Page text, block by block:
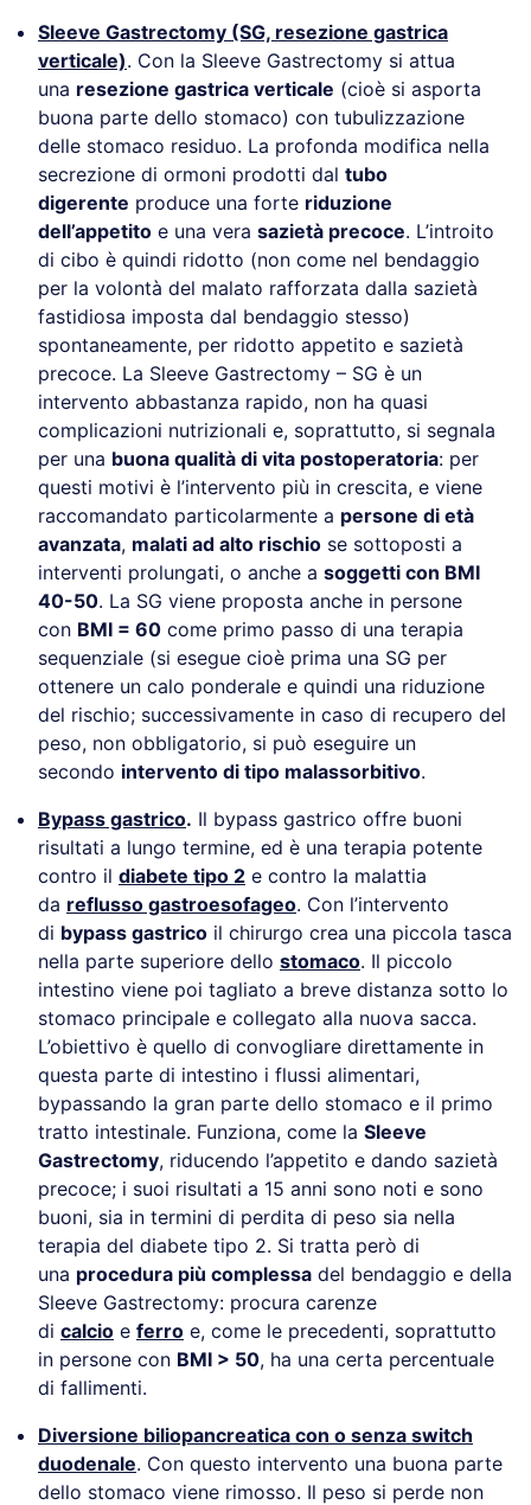
Sleeve Gastrectomy (SG, resezione gastrica
verticale). Con la Sleeve Gastrectomy si attua
una resezione gastrica verticale (cioè si asporta
buona parte dello stomaco) con tubulizzazione
delle stomaco residuo. La profonda modifica nella
secrezione di ormoni prodotti dal tubo
digerente produce una forte riduzione
dell’appetito e una vera sazietà precoce. L’introito
di cibo è quindi ridotto (non come nel bendaggio
per la volontà del malato rafforzata dalla sazietà
fastidiosa imposta dal bendaggio stesso)
spontaneamente, per ridotto appetito e sazietà
precoce. La Sleeve Gastrectomy – SG è un
intervento abbastanza rapido, non ha quasi
complicazioni nutrizionali e, soprattutto, si segnala
per una buona qualità di vita postoperatoria: per
questi motivi è l’intervento più in crescita, e viene
raccomandato particolarmente a persone di età
avanzata, malati ad alto rischio se sottoposti a
interventi prolungati, o anche a soggetti con BMI
40-50. La SG viene proposta anche in persone
con BMI = 60 come primo passo di una terapia
sequenziale (si esegue cioè prima una SG per
ottenere un calo ponderale e quindi una riduzione
del rischio; successivamente in caso di recupero del
peso, non obbligatorio, si può eseguire un
secondo intervento di tipo malassorbitivo.
Bypass gastrico. Il bypass gastrico offre buoni
risultati a lungo termine, ed è una terapia potente
contro il diabete tipo 2 e contro la malattia
da reflusso gastroesofageo. Con l’intervento
di bypass gastrico il chirurgo crea una piccola tasca
nella parte superiore dello stomaco. Il piccolo
intestino viene poi tagliato a breve distanza sotto lo
stomaco principale e collegato alla nuova sacca.
L’obiettivo è quello di convogliare direttamente in
questa parte di intestino i flussi alimentari,
bypassando la gran parte dello stomaco e il primo
tratto intestinale. Funziona, come la Sleeve
Gastrectomy, riducendo l’appetito e dando sazietà
precoce; i suoi risultati a 15 anni sono noti e sono
buoni, sia in termini di perdita di peso sia nella
terapia del diabete tipo 2. Si tratta però di
una procedura più complessa del bendaggio e della
Sleeve Gastrectomy: procura carenze
di calcio e ferro e, come le precedenti, soprattutto
in persone con BMI > 50, ha una certa percentuale
di fallimenti.
Diversione biliopancreatica con o senza switch
duodenale. Con questo intervento una buona parte
dello stomaco viene rimosso. Il peso si perde non